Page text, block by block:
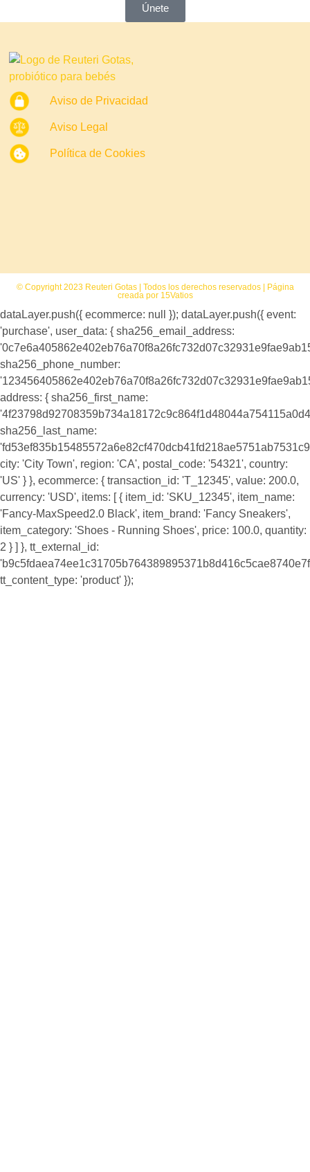
Únete
Aviso de Privacidad
Aviso Legal
Política de Cookies
© Copyright 2023 Reuteri Gotas | Todos los derechos reservados | Página
creada por 15Vatios
dataLayer.push({ ecommerce: null }); dataLayer.push({ event:
'purchase', user_data: { sha256_email_address:
sha256_phone_number:
address: { sha256_first_name:
sha256_last_name:
city: 'City Town', region: 'CA', postal_code: '54321', country:
'US' } }, ecommerce: { transaction_id: 'T_12345', value: 200.0,
currency: 'USD', items: [ { item_id: 'SKU_12345', item_name:
'Fancy-MaxSpeed2.0 Black', item_brand: 'Fancy Sneakers',
item_category: 'Shoes - Running Shoes', price: 100.0, quantity:
2 } ] }, tt_external_id:
tt_content_type: 'product' });